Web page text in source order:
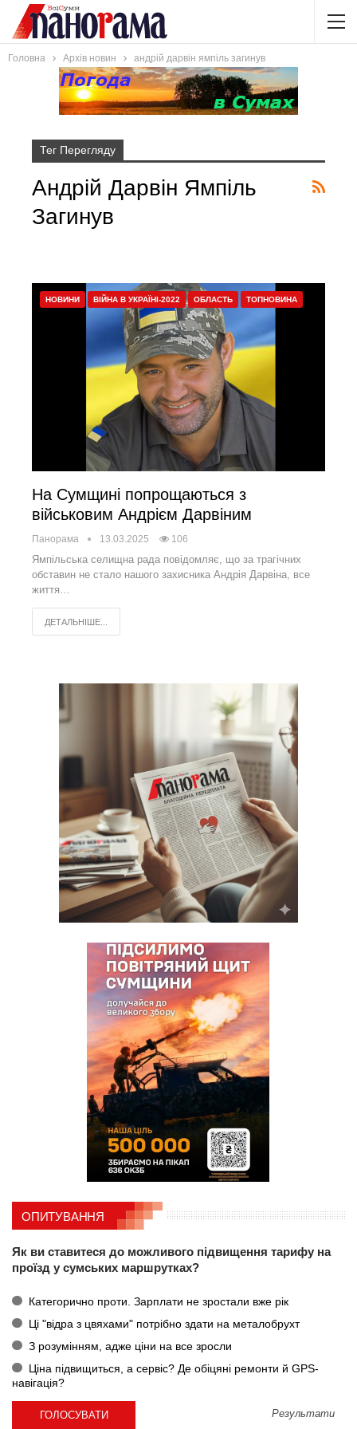
Головна Архів новин андрій дарвін ямпіль загинув
Тег Перегляду
Андрій Дарвін Ямпіль
Загинув
НОВИНИ ВІЙНА В УКРАЇНІ-2022 ОБЛАСТЬ ТОПНОВИНА
На Сумщині попрощаються з
військовим Андрієм Дарвіним
Панорама 13.03.2025 106
Ямпільська селищна рада повідомляє, що за трагічних
обставин не стало нашого захисника Андрія Дарвіна, все
життя…
ДЕТАЛЬНІШЕ...
ОПИТУВАННЯ
Як ви ставитеся до можливого підвищення тарифу на
проїзд у сумських маршрутках?
Категорично проти. Зарплати не зростали вже рік
Ці "відра з цвяхами" потрібно здати на металобрухт
З розумінням, адже ціни на все зросли
Ціна підвищиться, а сервіс? Де обіцяні ремонти й GPS-
навігація?
Результати